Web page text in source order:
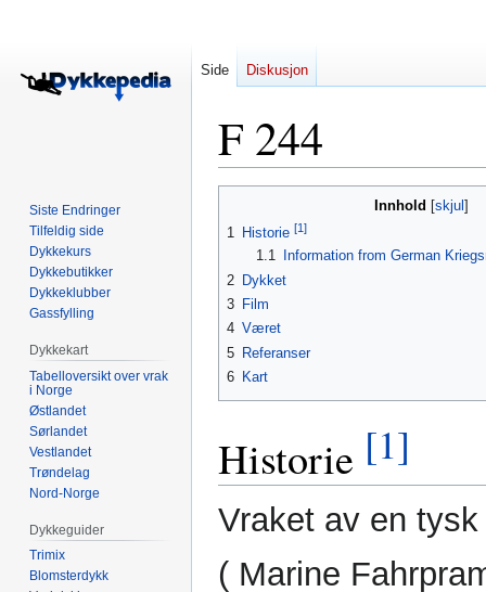
F 244
Innhold
1 Historie [1]
1.1
Information from German
2 Dykket
3 Film
4 Været
5 Referanser
6 Kart
Historie [1]
Vraket av en
( Marine
Side Diskusjon
Siste Endringer
Tilfeldig side
Dykkekurs
Dykkebutikker
Dykkeklubber
Gassfylling
Dykkekart
Tabelloversikt over vrak
i Norge
Østlandet
Sørlandet
Vestlandet
Trøndelag
Nord-Norge
Dykkeguider
Trimix
Blomsterdykk